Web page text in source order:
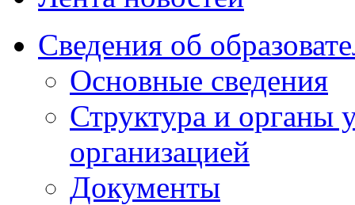
Сведения об
Основные сведения
Структура и органы
организацией
Документы